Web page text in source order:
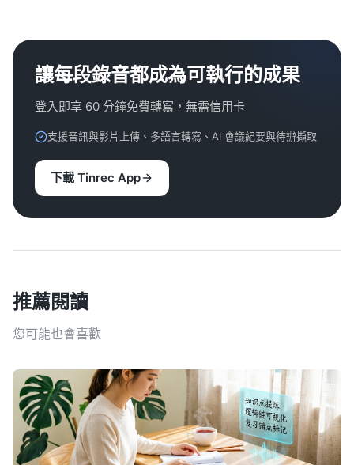
讓每段錄音都成為可執行的成果
登入即享 60 分鐘免費轉寫，無需信用卡
支援音訊與影片上傳、多語言轉寫、AI 會議紀要與待辦擷取
下載 Tinrec App
推薦閱讀
您可能也會喜歡